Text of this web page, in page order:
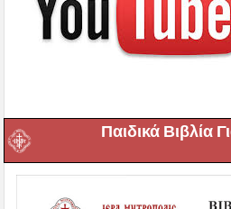
Παιδικά Βιβλία